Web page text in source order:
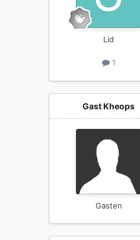
Lid
1
Gast Kheops
Gasten